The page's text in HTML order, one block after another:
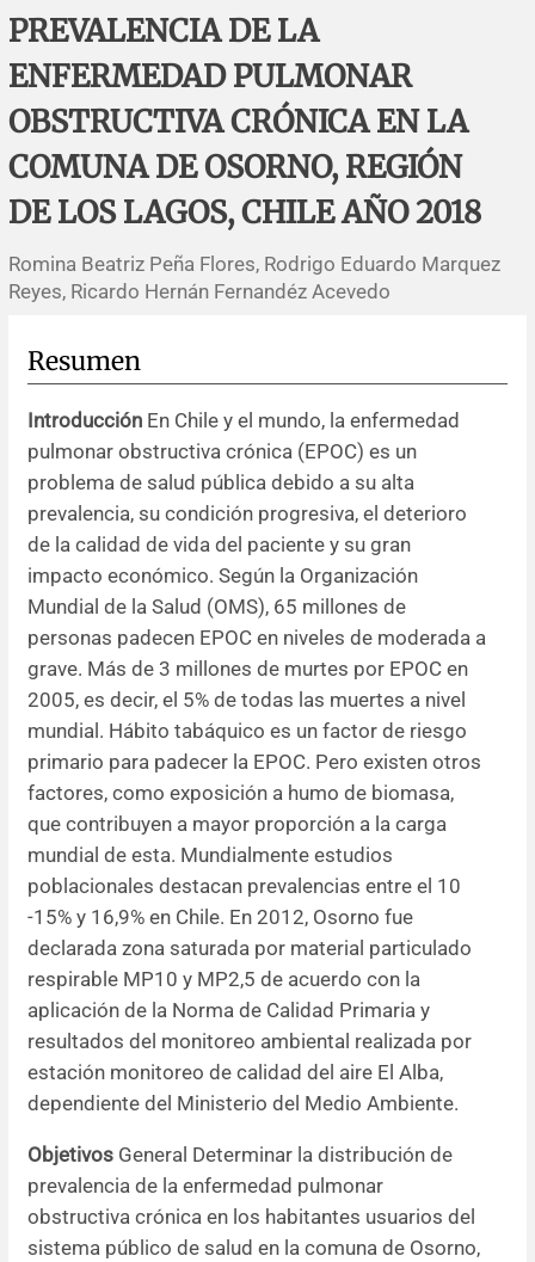
Errata y notas de reserva
Agradecimientos
Impressum
Revisiones sistemáticas
Protocolos
Evaluaciones económicas
Revisiones clínicas
Artículos de revisión
Notas metodológicas
Comunicaciones breves
Problemas de salud pública
Notas históricas y reseñas
Ensayos
Reporte de caso
Notas técnicas
Práctica clínica
Descripción
Política de cobros
Políticas editoriales
Patrocinadores y financiamiento
Editores
Comité editorial
Resúmenes de congresos
Noticias
PREVALENCIA DE LA
ENFERMEDAD PULMONAR
OBSTRUCTIVA CRÓNICA EN LA
COMUNA DE OSORNO, REGIÓN
DE LOS LAGOS, CHILE AÑO 2018
Romina Beatriz Peña Flores, Rodrigo Eduardo Marquez
Reyes, Ricardo Hernán Fernandéz Acevedo
Resumen
Introducción En Chile y el mundo, la enfermedad
pulmonar obstructiva crónica (EPOC) es un
problema de salud pública debido a su alta
prevalencia, su condición progresiva, el deterioro
de la calidad de vida del paciente y su gran
impacto económico. Según la Organización
Mundial de la Salud (OMS), 65 millones de
personas padecen EPOC en niveles de moderada a
grave. Más de 3 millones de murtes por EPOC en
2005, es decir, el 5% de todas las muertes a nivel
mundial. Hábito tabáquico es un factor de riesgo
primario para padecer la EPOC. Pero existen otros
factores, como exposición a humo de biomasa,
que contribuyen a mayor proporción a la carga
mundial de esta. Mundialmente estudios
poblacionales destacan prevalencias entre el 10
-15% y 16,9% en Chile. En 2012, Osorno fue
declarada zona saturada por material particulado
respirable MP10 y MP2,5 de acuerdo con la
aplicación de la Norma de Calidad Primaria y
resultados del monitoreo ambiental realizada por
estación monitoreo de calidad del aire El Alba,
dependiente del Ministerio del Medio Ambiente.
Objetivos General Determinar la distribución de
prevalencia de la enfermedad pulmonar
obstructiva crónica en los habitantes usuarios del
sistema público de salud en la comuna de Osorno,